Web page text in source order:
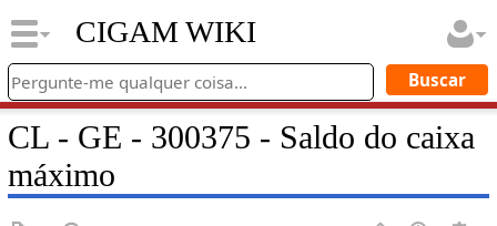
CIGAM WIKI
CL - GE - 300375 - Saldo do caixa
máximo